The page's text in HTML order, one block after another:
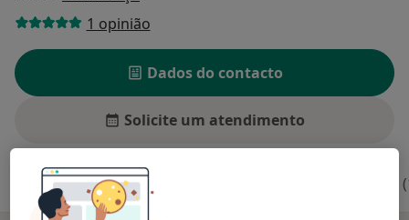
1 opinião
Dados do contacto
Solicite um atendimento
Experiência Opiniões